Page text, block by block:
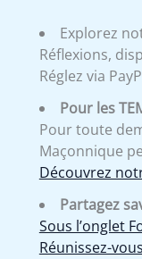
Explorez
Réflexions,
Réglez via
Pour les
Pour toute
Maçonnique
Découvrez
Partagez
Sous l’onglet
Réunissez-